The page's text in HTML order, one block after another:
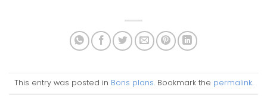
This entry was posted in Bons plans. Bookmark the permalink.